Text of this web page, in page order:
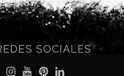
SOCIALES